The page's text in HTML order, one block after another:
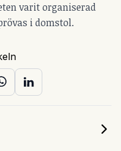
varit organiserad
i domstol.